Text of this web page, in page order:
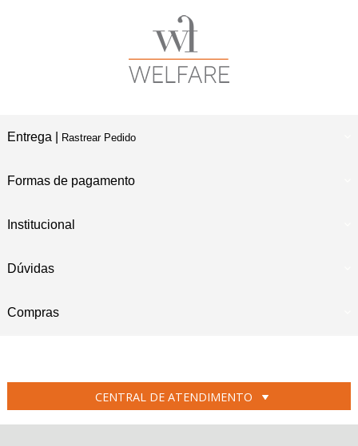
Entrega | Rastrear Pedido
Formas de pagamento
Institucional
Dúvidas
Compras
CENTRAL DE ATENDIMENTO